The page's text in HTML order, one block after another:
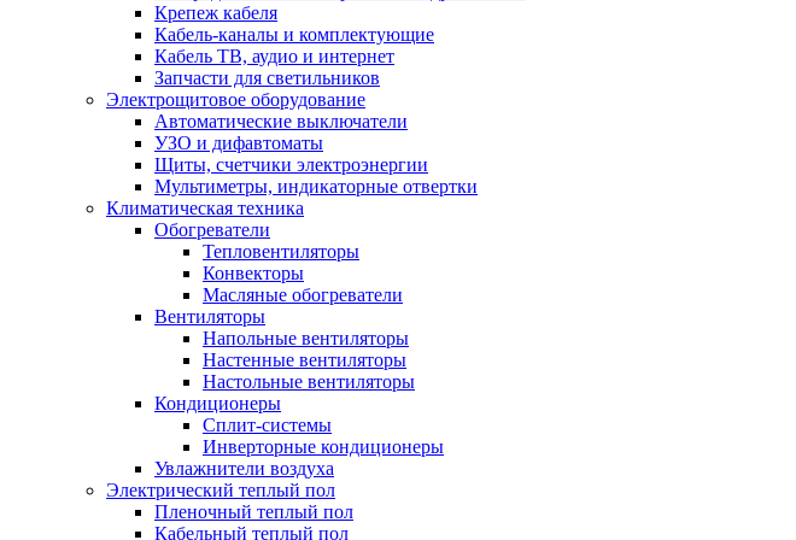
Крепеж кабеля
Кабель-каналы и комплектующие
Кабель ТВ, аудио и интернет
Запчасти для светильников
Электрощитовое оборудование
Автоматические выключатели
УЗО и дифавтоматы
Щиты, счетчики электроэнергии
Мультиметры, индикаторные отвертки
Климатическая техника
Обогреватели
Тепловентиляторы
Конвекторы
Масляные обогреватели
Вентиляторы
Напольные вентиляторы
Настенные вентиляторы
Настольные вентиляторы
Кондиционеры
Сплит-системы
Инверторные кондиционеры
Увлажнители воздуха
Электрический теплый пол
Пленочный теплый пол
Кабельный теплый пол